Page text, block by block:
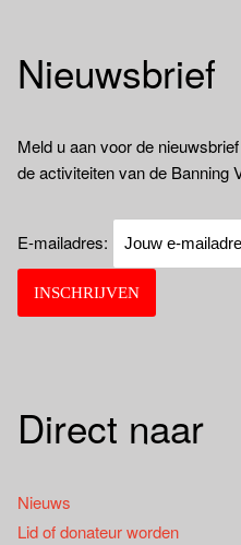
Nieuwsbrief
Meld u aan voor de
de activiteiten van de Banning
E-mailadres:
Direct naar
Nieuws
Lid of donateur worden